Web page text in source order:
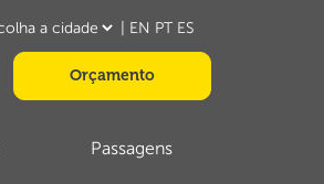
EN PT ES
Orçamento
Passagens